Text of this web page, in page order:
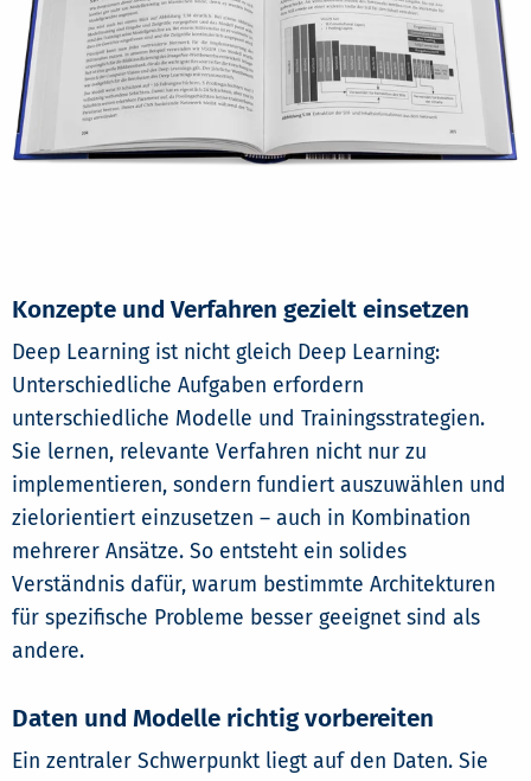
Konzepte und Verfahren gezielt einsetzen
Deep Learning ist nicht gleich Deep Learning:
Unterschiedliche Aufgaben erfordern
unterschiedliche Modelle und Trainingsstrategien.
Sie lernen, relevante Verfahren nicht nur zu
implementieren, sondern fundiert auszuwählen und
zielorientiert einzusetzen – auch in Kombination
mehrerer Ansätze. So entsteht ein solides
Verständnis dafür, warum bestimmte Architekturen
für spezifische Probleme besser geeignet sind als
andere.
Daten und Modelle richtig vorbereiten
Ein zentraler Schwerpunkt liegt auf den Daten. Sie